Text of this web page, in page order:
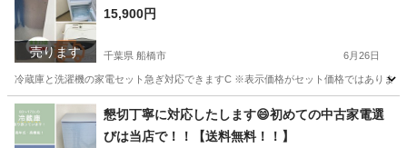
売ります
15,900円
千葉県 船橋市 6月26日
冷蔵庫と洗濯機の家電セット急ぎ対応できますC ※表示価格がセット価格ではありま
千葉 船橋市 キッチン家電 階段
懇切丁寧に対応したします😄初めての中古家電選
びは当店で！！【送料無料！！】